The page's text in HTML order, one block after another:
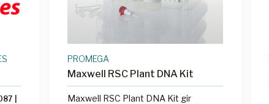
PROMEGA
Maxwell RSC Plant DNA Kit
Maxwell RSC Plant DNA Kit gir